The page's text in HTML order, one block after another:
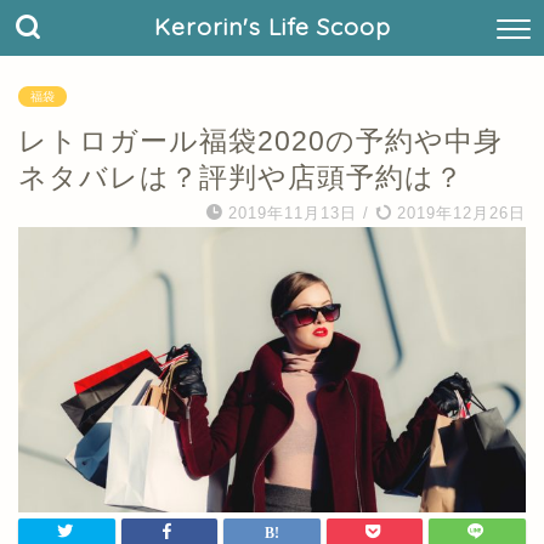
Kerorin's Life Scoop
福袋
レトロガール福袋2020の予約や中身
ネタバレは？評判や店頭予約は？
2019年11月13日 / 2019年12月26日